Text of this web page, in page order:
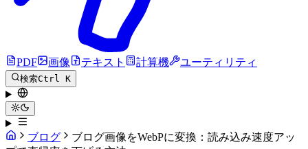
PDF 画像 テキスト 計算機 ユーティリティ
検索Ctrl K
ブログ
ブログ画像をWebPに変換：読み込み速度アッ